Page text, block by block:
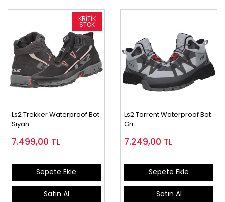
Ls2 Trekker Waterproof Bot
Siyah
7.499,00 TL
Sepete Ekle
Satın Al
Ls2 Torrent Waterproof Bot
Gri
7.249,00 TL
Sepete Ekle
Satın Al